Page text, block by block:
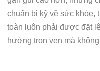
chuẩn bị kỹ về sức khỏe,
toàn luôn phải được đặt
hưởng trọn vẹn mà